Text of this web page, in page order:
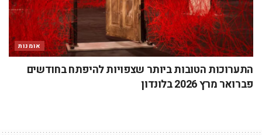
אומנות
התערוכות הטובות ביותר שצפויות להיפתח בחודשים
פברואר מרץ 2026 בלונדון